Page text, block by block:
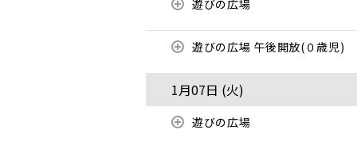
遊びの広場
遊びの広場 午後開放(０歳児)
1月07日 (火)
遊びの広場